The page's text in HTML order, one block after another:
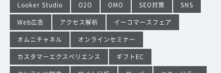
Looker Studio
O2O OMO SEO対策
SNS
Web広告
アクセス解析
イーコマースフェア
オムニチャネル
オンラインセミナー
カスタマーエクスペリエンス
ギフトEC